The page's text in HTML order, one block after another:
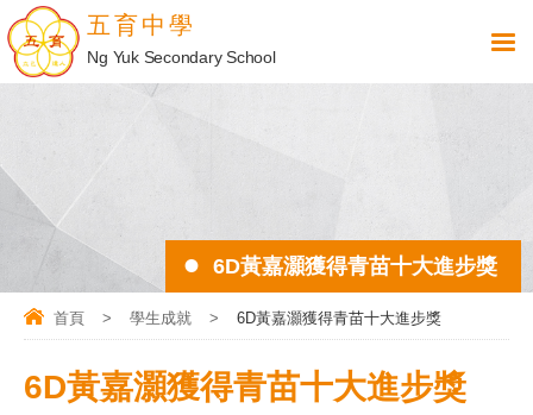
五育中學
Ng Yuk Secondary School
6D黃嘉灝獲得青苗十大進步獎
首頁 > 學生成就 > 6D黃嘉灝獲得青苗十大進步獎
6D黃嘉灝獲得青苗十大進步獎